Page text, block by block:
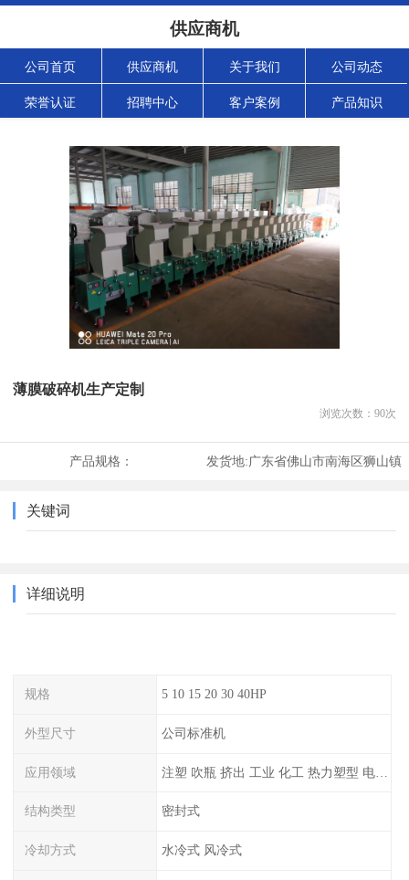
供应商机
公司首页 供应商机 关于我们 公司动态
荣誉认证 招聘中心 客户案例 产品知识
薄膜破碎机生产定制
浏览次数： 90次
产品规格： 发货地:广东省佛山市南海区狮山镇
关键词
详细说明
规格 5 10 15 20 30 40HP
外型尺寸 公司标准机
应用领域 注塑 吹瓶 挤出 工业 化工 热力塑型 电镀等
结构类型 密封式
冷却方式 水冷式 风冷式